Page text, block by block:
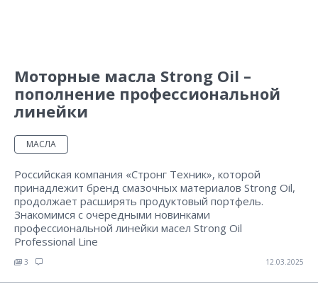
Моторные масла Strong Oil –
пополнение профессиональной
линейки
МАСЛА
Российская компания «Стронг Техник», которой
принадлежит бренд смазочных материалов Strong Oil,
продолжает расширять продуктовый портфель.
Знакомимся с очередными новинками
профессиональной линейки масел Strong Oil
Professional Line
3 12.03.2025